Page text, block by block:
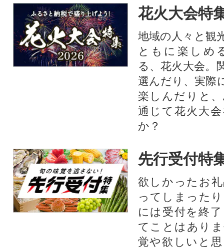
花火大会特
地域の人々と観
ともに楽しめ
る、花火大会。
選んだり、実際
楽しんだりと
通じて花火大
か？​
先行受付特
欲しかったお
ってしまった
には受付を終
てことはあり
覚や欲しいと